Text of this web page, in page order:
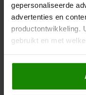
gepersonaliseerde
advertenties en
productontwikkeling.
gebruikt en met
Als u het toestaat,
Informatie
locatie, die tot